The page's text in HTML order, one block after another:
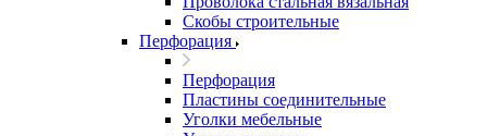
Скобы строительные
Перфорация
Перфорация
Пластины соединительные
Уголки мебельные